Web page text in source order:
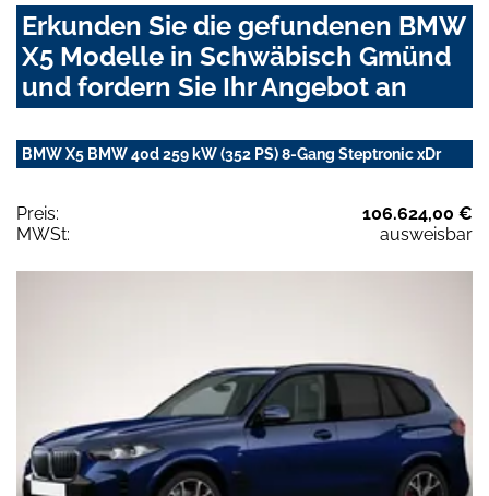
Erkunden Sie die gefundenen BMW
X5 Modelle in Schwäbisch Gmünd
und fordern Sie Ihr Angebot an
BMW X5 BMW 40d 259 kW (352 PS) 8-Gang Steptronic xDr
Preis:
106.624,00 €
MWSt:
ausweisbar